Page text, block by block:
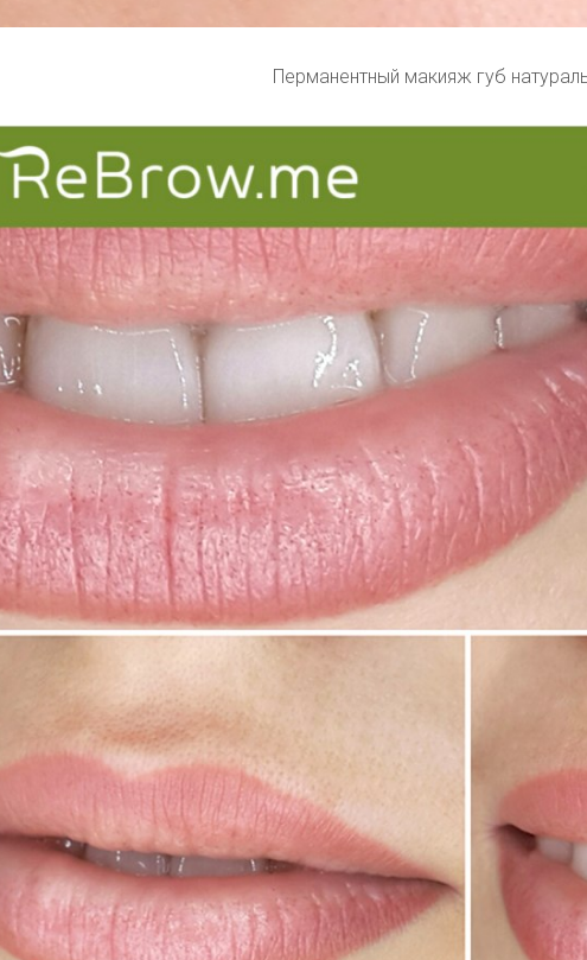
Перманентный макияж губ